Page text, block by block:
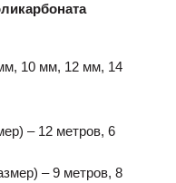
10 мм, 12 мм, 14
– 12 метров, 6
– 9 метров, 8